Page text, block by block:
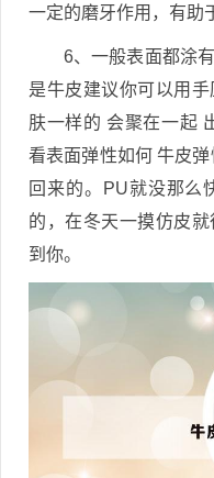
一定的磨牙作用，有助
6、一般表面都涂
是牛皮建议你可以用
肤一样的 会聚在一起
看表面弹性如何 牛皮
回来的。PU就没那么
的，在冬天一摸仿皮
到你。